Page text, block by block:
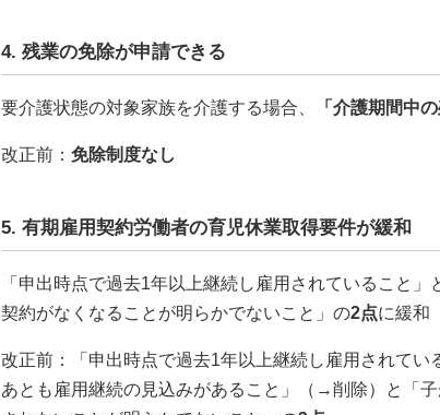
4. 残業の免除が申請できる
要介護状態の対象家族を介護する場合、 「介護期間中
改正前： 免除制度なし
5. 有期雇用契約労働者の育児休業取得要件が緩和
「申出時点で過去1年以上継続し雇用されていること」
契約がなくなることが明らかでないこと」の2点に緩和
改正前：「申出時点で過去1年以上継続し雇用されて
あとも雇用継続の見込みがあること」（→削除）と「